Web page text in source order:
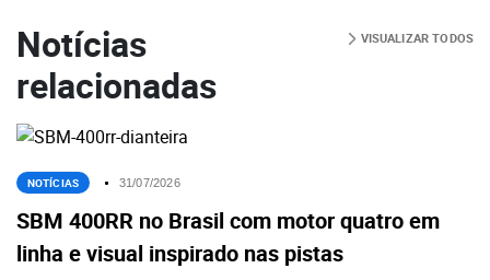
Notícias
relacionadas
VISUALIZAR TODOS
NOTÍCIAS 31/07/2026
SBM 400RR no Brasil com motor quatro em
linha e visual inspirado nas pistas